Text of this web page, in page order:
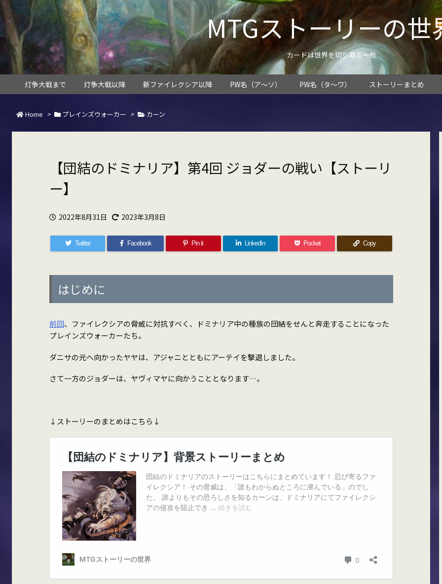
MTGストーリーの世
カードは世界を切り取る一枚
灯争大戦まで 灯争大戦以降 新ファイレクシア以降 PW名（ア～ソ） PW名（タ～ワ） ストーリーまとめ
Home > プレインズウォーカー > カーン
【団結のドミナリア】第4回 ジョダーの戦い【ストーリ
ー】
2022年8月31日 2023年3月8日
Twitter Facebook Pin it LinkedIn Pocket Copy
はじめに
前回、ファイレクシアの脅威に対抗すべく、ドミナリア中の種族の団結をせんと奔走することになった
プレインズウォーカーたち。
ダニサの元へ向かったヤヤは、アジャニとともにアーテイを撃退しました。
さて一方のジョダーは、ヤヴィマヤに向かうこととなります…。
↓ストーリーのまとめはこちら↓